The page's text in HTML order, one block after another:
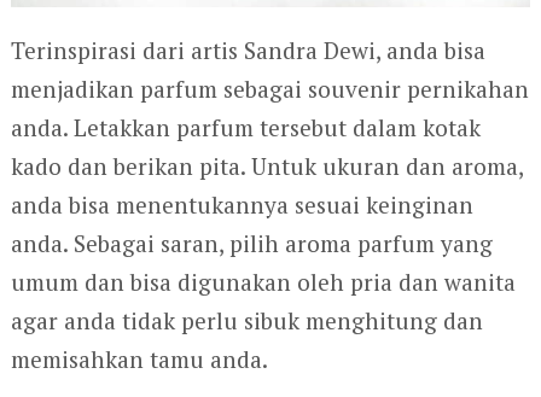
Terinspirasi dari artis Sandra Dewi, anda bisa
menjadikan parfum sebagai souvenir pernikahan
anda. Letakkan parfum tersebut dalam kotak
kado dan berikan pita. Untuk ukuran dan aroma,
anda bisa menentukannya sesuai keinginan
anda. Sebagai saran, pilih aroma parfum yang
umum dan bisa digunakan oleh pria dan wanita
agar anda tidak perlu sibuk menghitung dan
memisahkan tamu anda.